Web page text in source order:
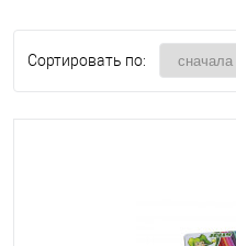
Сортировать по: